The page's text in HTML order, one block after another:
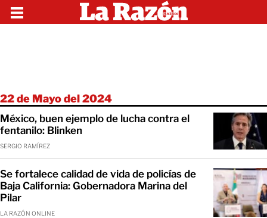
22 de Mayo del 2024
México, buen ejemplo de lucha contra el
fentanilo: Blinken
SERGIO RAMÍREZ
Se fortalece calidad de vida de policías de
Baja California: Gobernadora Marina del
Pilar
LA RAZÓN ONLINE